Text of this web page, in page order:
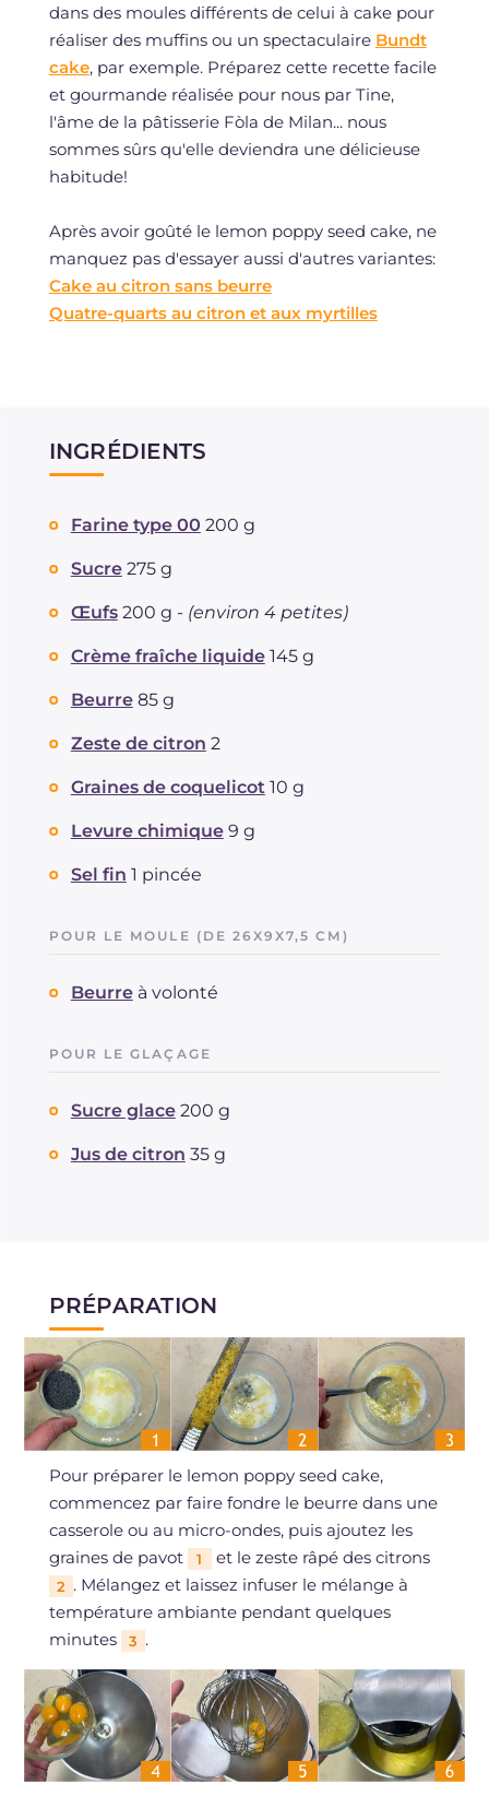
dans des moules différents de celui à cake pour
réaliser des muffins ou un spectaculaire Bundt
cake, par exemple. Préparez cette recette facile
et gourmande réalisée pour nous par Tine,
l'âme de la pâtisserie Fòla de Milan... nous
sommes sûrs qu'elle deviendra une délicieuse
habitude!
Après avoir goûté le lemon poppy seed cake, ne
manquez pas d'essayer aussi d'autres variantes:
Cake au citron sans beurre
Quatre-quarts au citron et aux myrtilles
INGRÉDIENTS
Farine type 00 200 g
Sucre 275 g
Œufs 200 g - (environ 4 petites)
Crème fraîche liquide 145 g
Beurre 85 g
Zeste de citron 2
Graines de coquelicot 10 g
Levure chimique 9 g
Sel fin 1 pincée
POUR LE MOULE (DE 26X9X7,5 CM)
Beurre à volonté
POUR LE GLAÇAGE
Sucre glace 200 g
Jus de citron 35 g
PRÉPARATION
Pour préparer le lemon poppy seed cake,
commencez par faire fondre le beurre dans une
casserole ou au micro-ondes, puis ajoutez les
graines de pavot
1 et le zeste râpé des citrons
2 . Mélangez et laissez infuser le mélange à
température ambiante pendant quelques
minutes
3 .